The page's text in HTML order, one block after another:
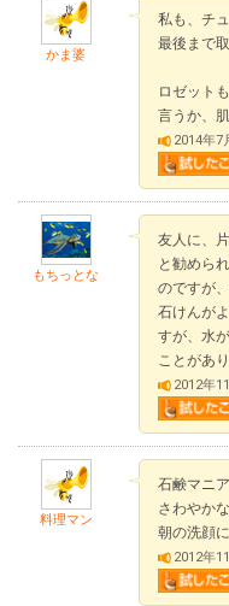
かま婆
私も、チ
最後まで
ロゼット
言うか、
2014年7
もちっとな
友人に、
と勧めら
のですが
石けんが
すが、水
ことがあり
2012年
料理マン
石鹸マニ
さわやか
朝の洗顔
2012年